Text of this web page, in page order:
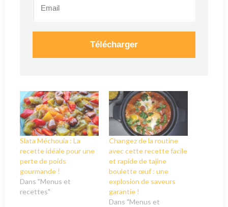
Télécharger
Slata Méchouia : La
recette idéale pour une
perte de poids
gourmande !
Dans "Menus et
recettes"
Changez de la routine
avec cette recette facile
et rapide de tajine
boulette œuf : une
explosion de saveurs
garantie !
Dans "Menus et